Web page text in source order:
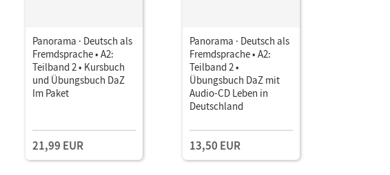
Panorama · Deutsch als
Fremdsprache • A2:
Teilband 2 • Kursbuch
und Übungsbuch DaZ
Im Paket
21,99 EUR
Panorama · Deutsch als
Fremdsprache • A2:
Teilband 2 •
Übungsbuch DaZ mit
Audio-CD Leben in
Deutschland
13,50 EUR